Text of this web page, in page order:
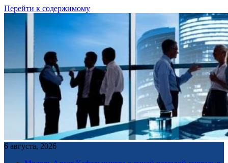
Перейти к содержимому
6 августа, 2026